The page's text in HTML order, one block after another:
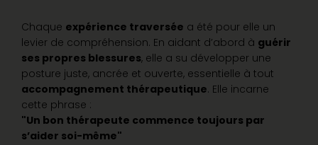
Chaque expérience traversée a été pour elle un
levier de compréhension. En aidant d’abord à guérir
ses propres blessures, elle a su développer une
posture juste, ancrée et ouverte, essentielle à tout
accompagnement thérapeutique. Elle incarne
cette phrase :
"Un bon thérapeute commence toujours par
s’aider soi-même"